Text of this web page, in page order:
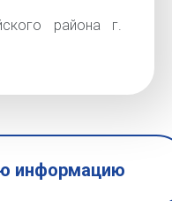
района г.
информацию